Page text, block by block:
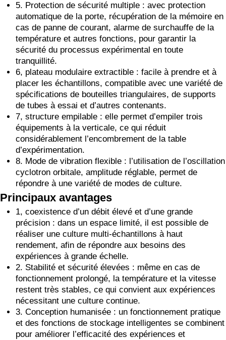
5. Protection de sécurité multiple : avec protection
automatique de la porte, récupération de la mémoire en
cas de panne de courant, alarme de surchauffe de la
température et autres fonctions, pour garantir la
sécurité du processus expérimental en toute
tranquillité.
6, plateau modulaire extractible : facile à prendre et à
placer les échantillons, compatible avec une variété de
spécifications de bouteilles triangulaires, de supports
de tubes à essai et d’autres contenants.
7, structure empilable : elle permet d’empiler trois
équipements à la verticale, ce qui réduit
considérablement l’encombrement de la table
d’expérimentation.
8. Mode de vibration flexible : l’utilisation de l’oscillation
cyclotron orbitale, amplitude réglable, permet de
répondre à une variété de modes de culture.
Principaux avantages
1, coexistence d’un débit élevé et d’une grande
précision : dans un espace limité, il est possible de
réaliser une culture multi-échantillons à haut
rendement, afin de répondre aux besoins des
expériences à grande échelle.
2. Stabilité et sécurité élevées : même en cas de
fonctionnement prolongé, la température et la vitesse
restent très stables, ce qui convient aux expériences
nécessitant une culture continue.
3. Conception humanisée : un fonctionnement pratique
et des fonctions de stockage intelligentes se combinent
pour améliorer l’efficacité des expériences et